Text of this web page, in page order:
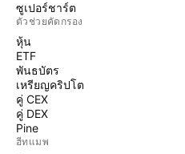
ซูเปอร์ชาร์ต
ตัวช่วยคัดกรอง
หุ้น
ETF
พันธบัตร
เหรียญคริปโต
คู่ CEX
คู่ DEX
Pine
ฮีทแมพ